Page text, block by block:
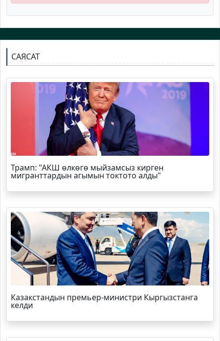
САЯСАТ
Трамп: "АКШ өлкөгө мыйзамсыз кирген
мигранттардын агымын токтото алды"
Казакстандын премьер-министри Кыргызстанга
келди